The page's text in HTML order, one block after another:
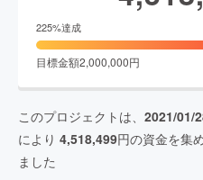
225%達成
目標金額2,000,000円
このプロジェクトは、 2021/01/
により 4,518,499円の資金を集
ました